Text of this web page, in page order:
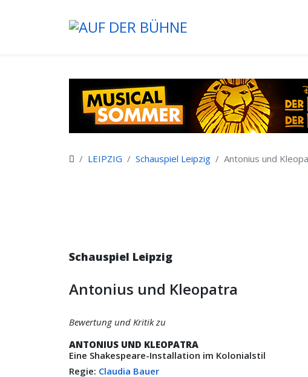
LEIPZIG Schauspiel Leipzig Antonius und
Schauspiel Leipzig
Antonius und Kleopatra
Bewertung und Kritik zu
ANTONIUS UND KLEOPATRA
Eine Shakespeare-Installation im Kolonialstil
Regie: Claudia Bauer